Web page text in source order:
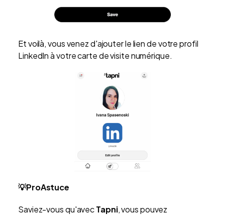
Et voi​là, vous venez d'ajouter le lien de votre profil
LinkedIn à votre carte de visite numérique.
💡ProAstuce
Saviez-vous qu'avecTapni, vous pouvez